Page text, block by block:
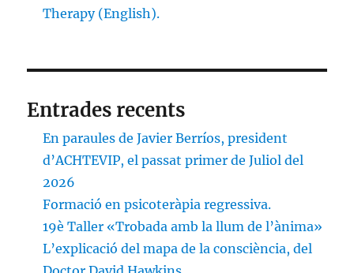
Therapy (English).
Entrades recents
En paraules de Javier Berríos, president
d’ACHTEVIP, el passat primer de Juliol del
2026
Formació en psicoteràpia regressiva.
19è Taller «Trobada amb la llum de l’ànima»
L’explicació del mapa de la consciència, del